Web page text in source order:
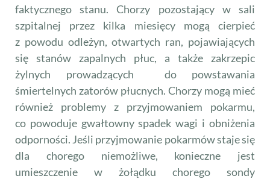
faktycznego stanu. Chorzy pozostający w sali
szpitalnej przez kilka miesięcy mogą cierpieć
z powodu odleżyn, otwartych ran, pojawiających
się stanów zapalnych płuc, a także zakrzepic
żylnych prowadzących do powstawania
śmiertelnych zatorów płucnych. Chorzy mogą mieć
również problemy z przyjmowaniem pokarmu,
co powoduje gwałtowny spadek wagi i obniżenia
odporności. Jeśli przyjmowanie pokarmów staje się
dla chorego niemożliwe, konieczne jest
umieszczenie w żołądku chorego sondy